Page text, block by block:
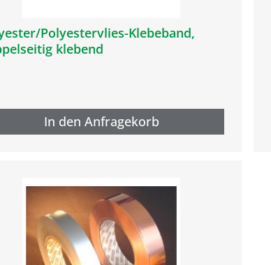
Polyestervlies-Klebeband,
klebend
In den Anfragekorb